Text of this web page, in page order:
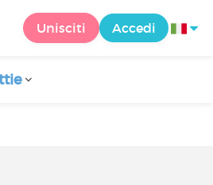
Unisciti Accedi